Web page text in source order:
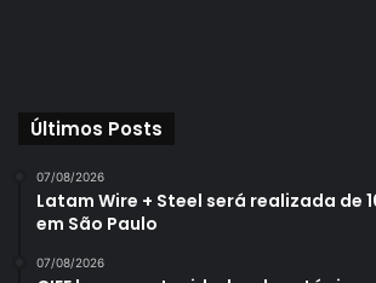
Últimos Posts
07/08/2026
Latam Wire + Steel será realizada de
em São Paulo
07/08/2026